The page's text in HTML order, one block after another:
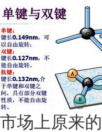
市场上原来的